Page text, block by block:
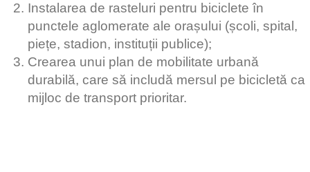
Instalarea de rasteluri pentru biciclete în
punctele aglomerate ale orașului (școli, spital,
piețe, stadion, instituții publice);
Crearea unui plan de mobilitate urbană
durabilă, care să includă mersul pe bicicletă ca
mijloc de transport prioritar.